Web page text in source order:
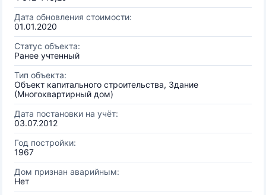
Дата обновления стоимости:
01.01.2020
Статус объекта:
Ранее учтенный
Тип объекта:
Объект капитального строительства, Здание
(Многоквартирный дом)
Дата постановки на учёт:
03.07.2012
Год постройки:
1967
Дом признан аварийным:
Нет